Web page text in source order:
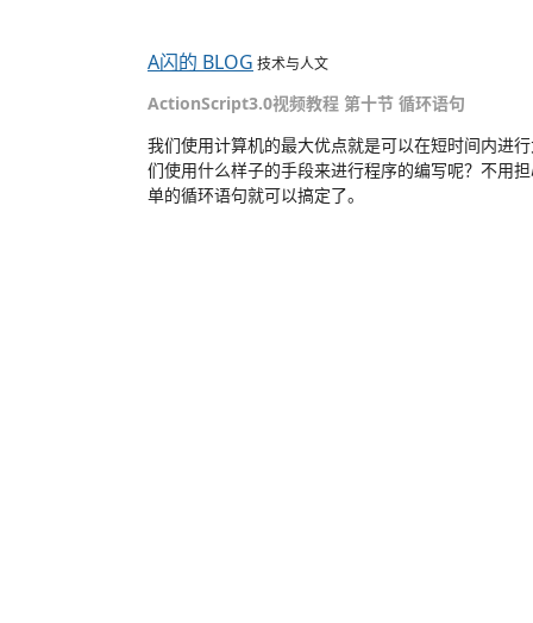
A闪的 BLOG 技术与人文
ActionScript3.0视频教程 第十节 循环语句
我们使用计算机的最大优点就是可以在短时间内进
们使用什么样子的手段来进行程序的编写呢？不用
单的循环语句就可以搞定了。